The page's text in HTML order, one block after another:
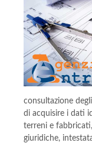
consultazione
di acquisire i dati
terreni e
giuridiche,